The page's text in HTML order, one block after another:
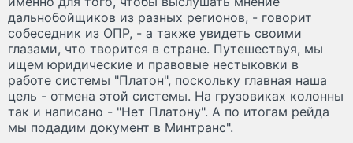
дальнобойщиков из разных регионов, - говорит
собеседник из ОПР, - а также увидеть своими
глазами, что творится в стране. Путешествуя, мы
ищем юридические и правовые нестыковки в
работе системы "Платон", поскольку главная наша
цель - отмена этой системы. На грузовиках колонны
так и написано - "Нет Платону". А по итогам рейда
мы подадим документ в Минтранс".